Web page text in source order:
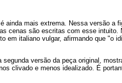
ainda mais extrema. Nessa versão a
cenas são escritas com esse intuito.
em italiano vulgar, afirmando que "o
segunda versão da peça original,
clivado e menos idealizado. É